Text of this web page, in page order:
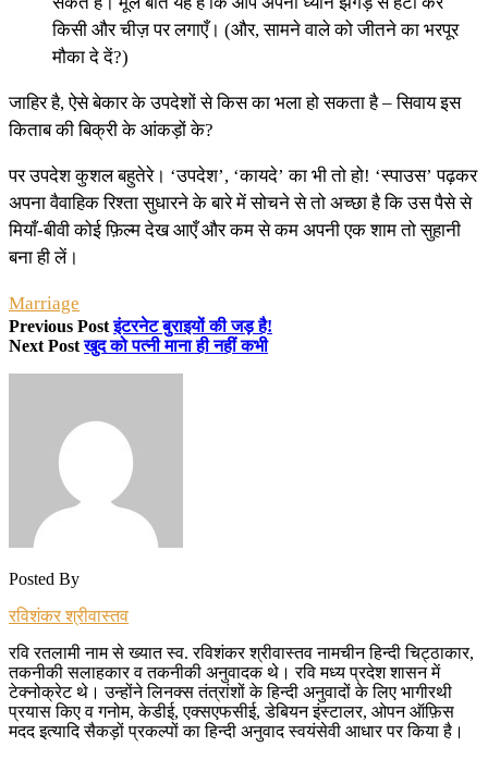
किसी और चीज़ पर लगाएँ। (और, सामने वाले को जीतने का भरपूर
मौका दे दें?)
जाहिर है, ऐसे बेकार के उपदेशों से किस का भला हो सकता है – सिवाय इस
किताब की बिक्री के आंकड़ों के?
पर उपदेश कुशल बहुतेरे। ‘उपदेश’, ‘कायदे’ का भी तो हो! ‘स्पाउस’ पढ़कर
अपना वैवाहिक रिश्ता सुधारने के बारे में सोचने से तो अच्छा है कि उस पैसे से
मियाँ-बीवी कोई फ़िल्म देख आएँ और कम से कम अपनी एक शाम तो सुहानी
बना ही लें।
Marriage
Previous Post इंटरनेट बुराइयों की जड़ है!
Next Post खुद को पत्नी माना ही नहीं कभी
Posted By
रविशंकर श्रीवास्तव
रवि रतलामी नाम से ख्यात स्व. रविशंकर श्रीवास्तव नामचीन हिन्दी चिट्ठाकार,
तकनीकी सलाहकार व तकनीकी अनुवादक थे। रवि मध्य प्रदेश शासन में
टेक्नोक्रेट थे। उन्होंने लिनक्स तंत्रांशों के हिन्दी अनुवादों के लिए भागीरथी
प्रयास किए व गनोम, केडीई, एक्सएफसीई, डेबियन इंस्टालर, ओपन ऑफ़िस
मदद इत्यादि सैकड़ों प्रकल्पों का हिन्दी अनुवाद स्वयंसेवी आधार पर किया है।